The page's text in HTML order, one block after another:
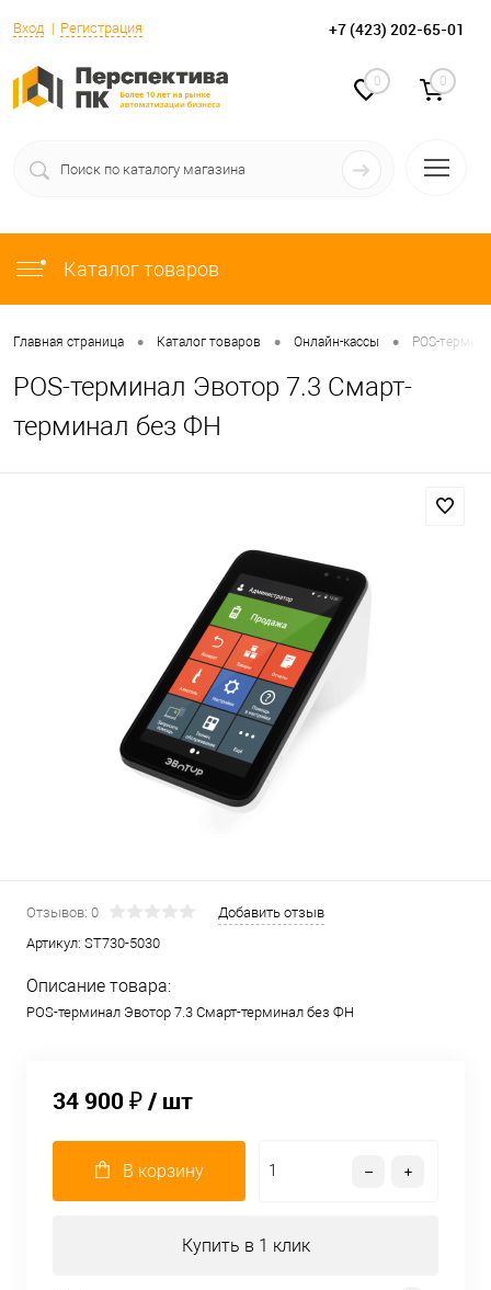
Вход Регистрация +7 (423) 202-65-01
0 0
Каталог товаров
Главная страница • Каталог товаров • Онлайн-кассы • POS-
POS-терминал Эвотор 7.3 Смарт-
терминал без ФН
Отзывов: 0
Добавить отзыв
Артикул: ST730-5030
Описание товара:
POS-терминал Эвотор 7.3 Смарт-терминал без ФН
34 900 ₽/ шт
В корзину
Купить в 1 клик